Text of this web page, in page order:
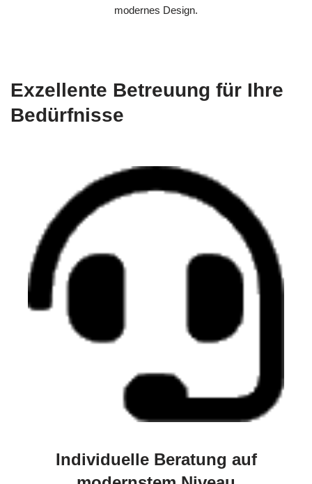
modernes Design.
Exzellente Betreuung für Ihre
Bedürfnisse
Individuelle Beratung auf